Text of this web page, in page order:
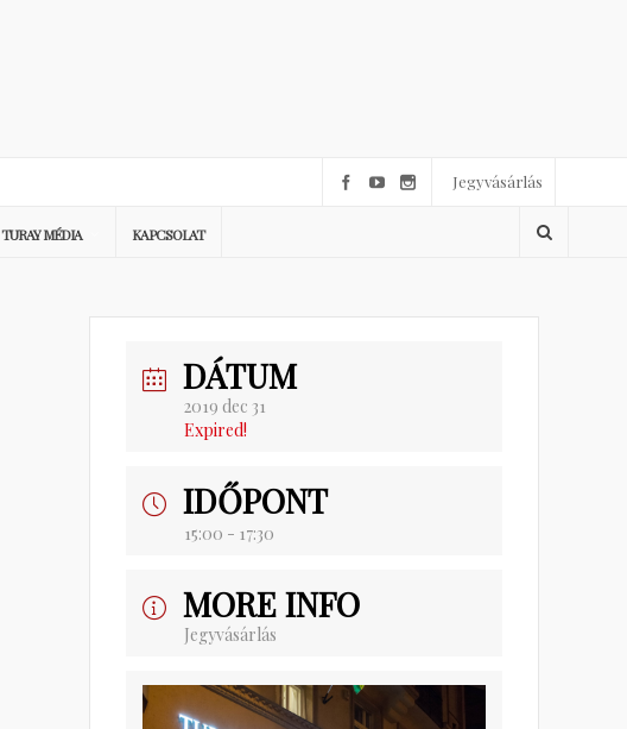
Jegyvásárlás
TURAY MÉDIA KAPCSOLAT
DÁTUM
2019 dec 31
Expired!
IDŐPONT
15:00 - 17:30
MORE INFO
Jegyvásárlás